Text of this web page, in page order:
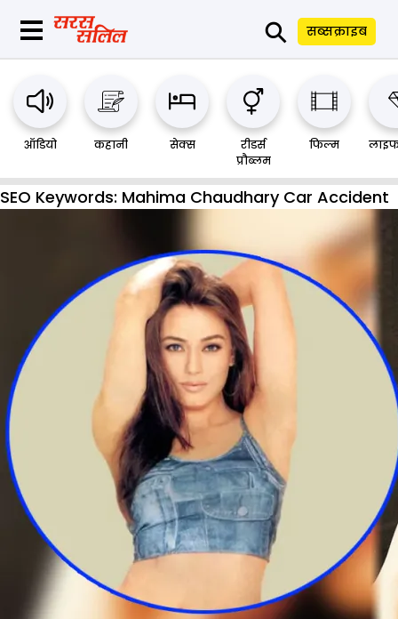
⚲ सब्सक्राइब
ऑडियो कहानी सेक्स
रीडर्स
प्रौब्लम
फिल्म
SEO Keywords: Mahima Chaudhary Car Accident